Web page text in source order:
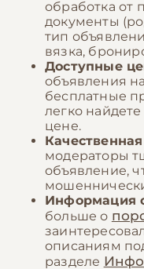
обработка от
документы
тип
вязка,
Доступные
объявления
бесплатные
легко
цене.
модераторы
объявление,
Информация
больше о
описаниям
разделе Инфо